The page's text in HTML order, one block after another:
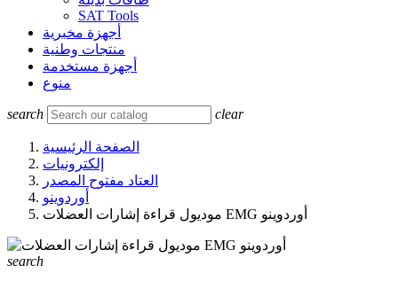
SAT Tools
أجهزة مخبرية
منتجات وطنية
أجهزة مستخدمة
منوع
search clear
الصفحة الرئيسية
إلكترونيات
العتاد مفتوح المصدر
أوردوينو
موديول قراءة إشارات العضلات EMG أوردوينو
search